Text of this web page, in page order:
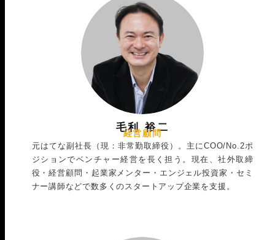
毛利 裕二
経営顧問
元はてな副社長（現：非常勤取締役）。主にCOO/No.2ポ
ジションでベンチャー経営を長く担う。現在、社外取締
役・経営顧問・起業家メンター・エンジェル投資家・セミ
ナー講師などで数多くのスタートアップ企業を支援。